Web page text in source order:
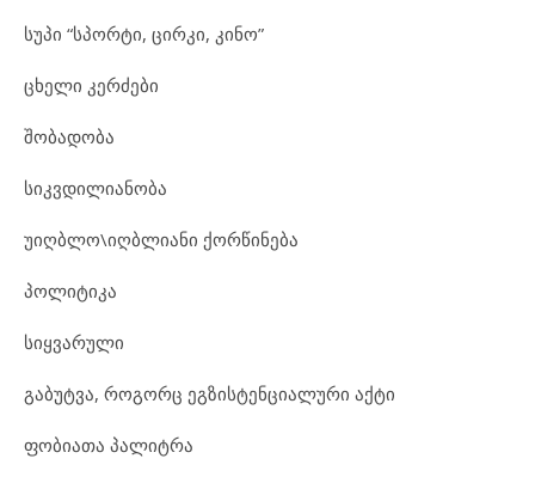
სუპი “სპორტი, ცირკი, კინო”
ცხელი კერძები
შობადობა
სიკვდილიანობა
უიღბლო\იღბლიანი ქორწინება
პოლიტიკა
სიყვარული
გაბუტვა, როგორც ეგზისტენციალური აქტი
ფობიათა პალიტრა